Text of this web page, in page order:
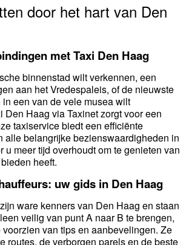
door het hart van Den
met Taxi Den Haag
binnenstad wilt verkennen, een
aan het Vredespaleis, of de nieuwste
een van de vele musea wilt
Den Haag via Taxinet zorgt voor een
taxiservice biedt een efficiënte
alle belangrijke bezienswaardigheden in
u meer tijd overhoudt om te genieten van
heeft.
uw gids in Den Haag
ware kenners van Den Haag en staan
veilig van punt A naar B te brengen,
voorzien van tips en aanbevelingen. Ze
routes, de verborgen parels en de beste